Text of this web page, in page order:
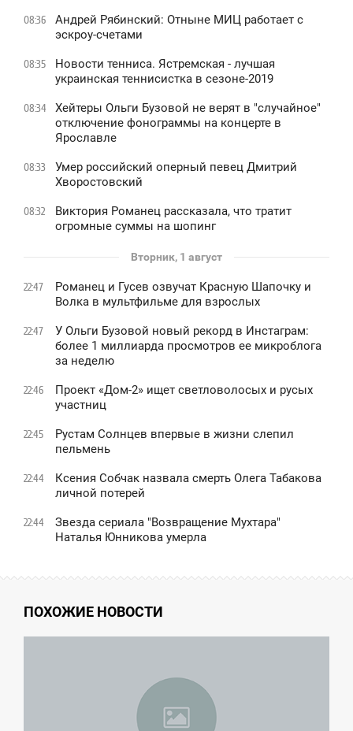
08:36
Андрей Рябинский: Отныне МИЦ работает с
эскроу-счетами
08:35
Новости тенниса. Ястремская - лучшая
украинская теннисистка в сезоне-2019
08:34
Хейтеры Ольги Бузовой не верят в "случайное"
отключение фонограммы на концерте в
Ярославле
08:33
Умер российский оперный певец Дмитрий
Хворостовский
08:32
Виктория Романец рассказала, что тратит
огромные суммы на шопинг
Вторник, 1 август
22:47
Романец и Гусев озвучат Красную Шапочку и
Волка в мультфильме для взрослых
22:47
У Ольги Бузовой новый рекорд в Инстаграм:
более 1 миллиарда просмотров ее микроблога
за неделю
22:46
Проект «Дом-2» ищет светловолосых и русых
участниц
22:45
Рустам Солнцев впервые в жизни слепил
пельмень
22:44
Ксения Собчак назвала смерть Олега Табакова
личной потерей
22:44
Звезда сериала "Возвращение Мухтара"
Наталья Юнникова умерла
ПОХОЖИЕ НОВОСТИ